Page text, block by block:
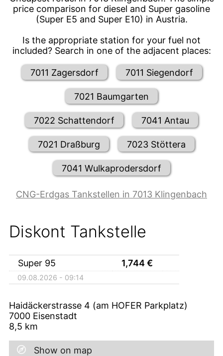
price comparison for diesel and Super gasoline
(Super E5 and Super E10) in Austria.
Is the appropriate station for your fuel not
included? Search in one of the adjacent places:
7011 Zagersdorf 7011 Siegendorf
7021 Baumgarten
7022 Schattendorf 7041 Antau
7021 Draßburg 7023 Stöttera
7041 Wulkaprodersdorf
CNG-Erdgas Tankstellen in 7013 Klingenbach
Diskont Tankstelle
Super 95 1,744€
09.08.2026 - 09:14
Haidäckerstrasse 4 (am HOFER Parkplatz)
7000 Eisenstadt
8,5 km
Show on map